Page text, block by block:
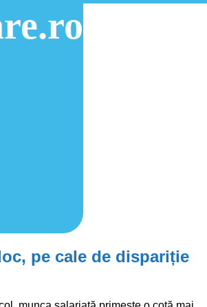
pe cale de dispariție